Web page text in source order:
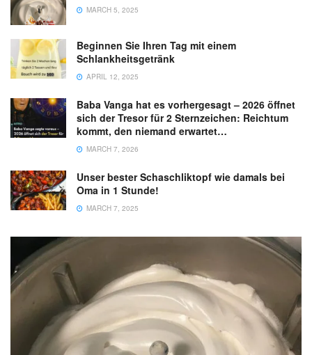
MARCH 5, 2025
Beginnen Sie Ihren Tag mit einem
Schlankheitsgetränk
APRIL 12, 2025
Baba Vanga hat es vorhergesagt – 2026 öffnet
sich der Tresor für 2 Sternzeichen: Reichtum
kommt, den niemand erwartet…
MARCH 7, 2026
Unser bester Schaschliktopf wie damals bei
Oma in 1 Stunde!
MARCH 7, 2025